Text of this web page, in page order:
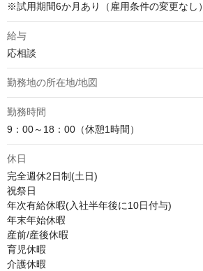
※試用期間6か月あり（雇用条件の変更なし）
給与
応相談
勤務地の所在地/地図
勤務時間
9：00～18：00（休憩1時間）
休日
完全週休2日制(土日)
祝祭日
年次有給休暇(入社半年後に10日付与)
年末年始休暇
産前/産後休暇
育児休暇
介護休暇